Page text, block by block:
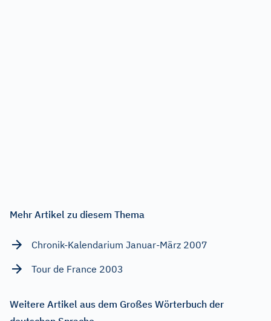
Mehr Artikel zu diesem Thema
Chronik-Kalendarium Januar-März 2007
Tour de France 2003
Weitere Artikel aus dem Großes Wörterbuch der